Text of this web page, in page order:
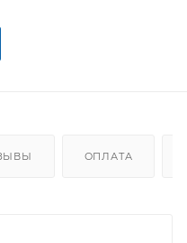
ОПЛАТА